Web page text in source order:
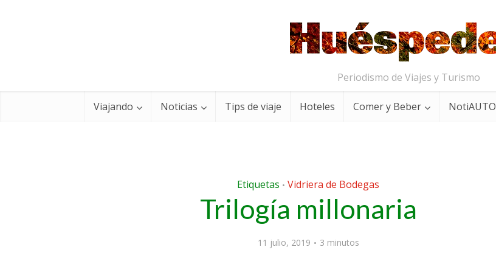
Periodismo de Viajes y Turismo
Viajando Noticias Tips de viaje Hoteles Comer y Beber NotiAUTO
Etiquetas • Vidriera de Bodegas
Trilogía millonaria
11 julio, 2019 3 minutos